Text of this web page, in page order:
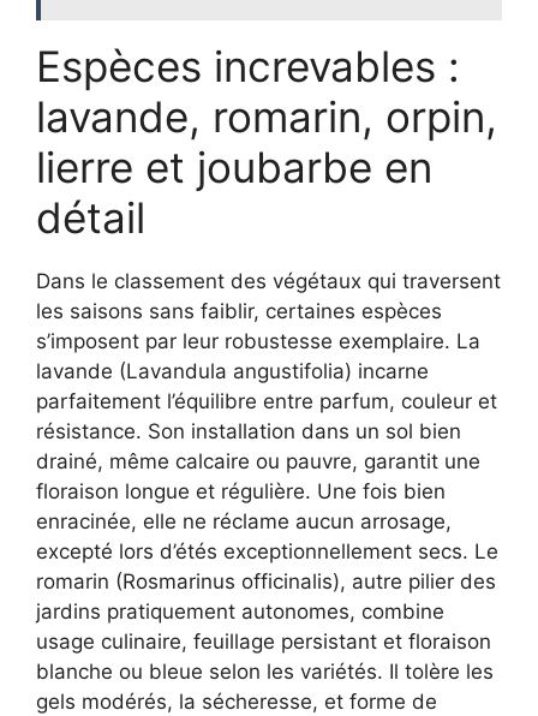
Espèces increvables :
lavande, romarin, orpin,
lierre et joubarbe en
détail
Dans le classement des végétaux qui traversent
les saisons sans faiblir, certaines espèces
s’imposent par leur robustesse exemplaire. La
lavande (Lavandula angustifolia) incarne
parfaitement l’équilibre entre parfum, couleur et
résistance. Son installation dans un sol bien
drainé, même calcaire ou pauvre, garantit une
floraison longue et régulière. Une fois bien
enracinée, elle ne réclame aucun arrosage,
excepté lors d’étés exceptionnellement secs. Le
romarin (Rosmarinus officinalis), autre pilier des
jardins pratiquement autonomes, combine
usage culinaire, feuillage persistant et floraison
blanche ou bleue selon les variétés. Il tolère les
gels modérés, la sécheresse, et forme de